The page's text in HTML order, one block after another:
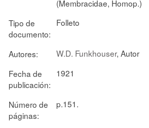
(Membracidae, Homop.)
Tipo de
documento:
Folleto
Autores: W.D. Funkhouser, Autor
Fecha de
publicación:
1921
Número de
páginas:
p.151.